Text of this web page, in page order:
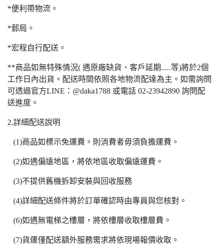
*便利帶物流。
*郵局。
*宏程自行配送。
**商品如無特殊情況( 遇原廠缺貨、客戶延期.....等)將於2個
工作日內出貨。配送時間依照各地物流配達為主。如需詢問
可透過官方LINE：@daka1788 或電話 02-23942890 詢問配
送進度。
2.詳細配送說明
(1)商品如標示免運費。則消費者毋須負擔運費。
(2)如遇偏遠地區，將依地區收取偏遠運費。
(3)不提供舊機拆卸安裝與回收服務
(4)詳細配送條件將於訂單確認時由專員與您核對。
(6)如遇無電梯之樓層，將依樓層收取樓層費。
(7)貨運僅配送額外服務需求將依現場報價收取。